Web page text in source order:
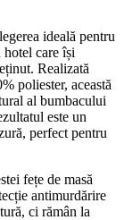
ideală pentru
hotel care își
Realizată
poliester, această
al bumbacului
este un
perfect pentru
fețe de masă
antimurdărire
ci rămân la